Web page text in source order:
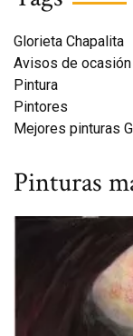
Glorieta Chapalita
Avisos de ocasión
Pintura
Pintores
Mejores pinturas
Pinturas